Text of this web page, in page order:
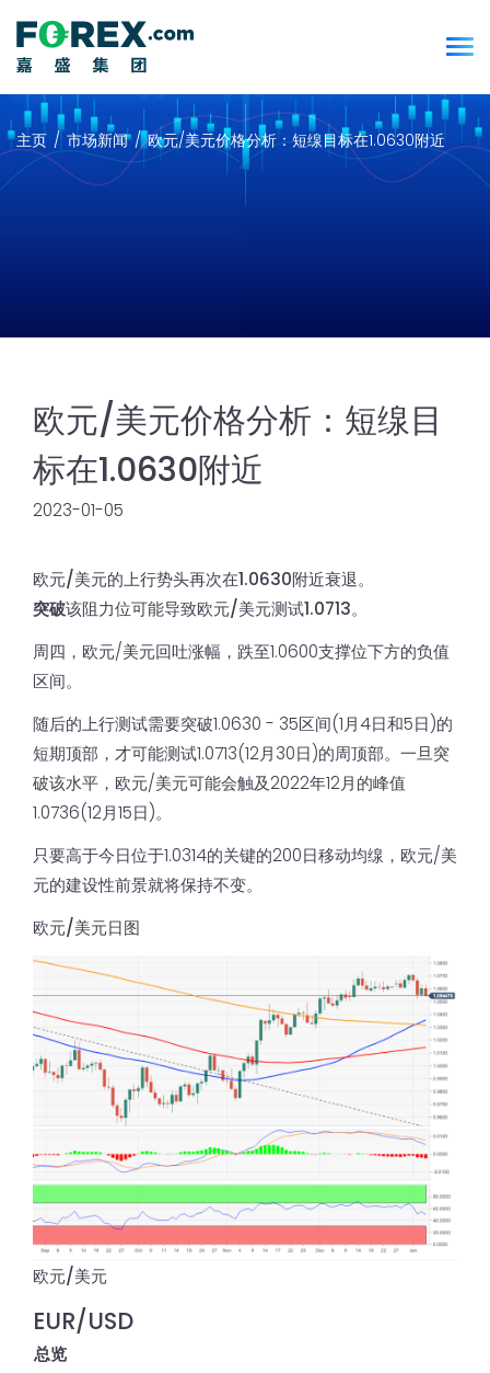
主页 市场新闻 欧元/美元价格分析：短缐目标在1.0630附近
欧元/美元价格分析：短缐目
标在1.0630附近
2023-01-05
欧元/美元的上行势头再次在1.0630附近衰退。
突破该阻力位可能导致欧元/美元测试1.0713。
周四，欧元/美元回吐涨幅，跌至1.0600支撑位下方的负值
区间。
随后的上行测试需要突破1.0630 - 35区间(1月4日和5日)的
短期顶部，才可能测试1.0713(12月30日)的周顶部。一旦突
破该水平，欧元/美元可能会触及2022年12月的峰值
1.0736(12月15日)。
只要高于今日位于1.0314的关键的200日移动均缐，欧元/美
元的建设性前景就将保持不变。
欧元/美元日图
欧元/美元
EUR/USD
总览